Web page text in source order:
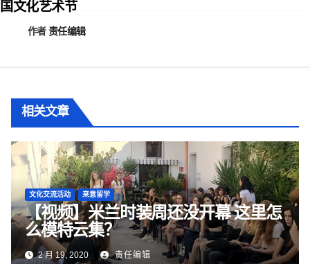
国文化艺术节
作者责任编辑
相关文章
文化交流活动 来意留学
【视频】米兰时装周还没开幕 这里怎
么模特云集？
2 月 19, 2020 责任编辑